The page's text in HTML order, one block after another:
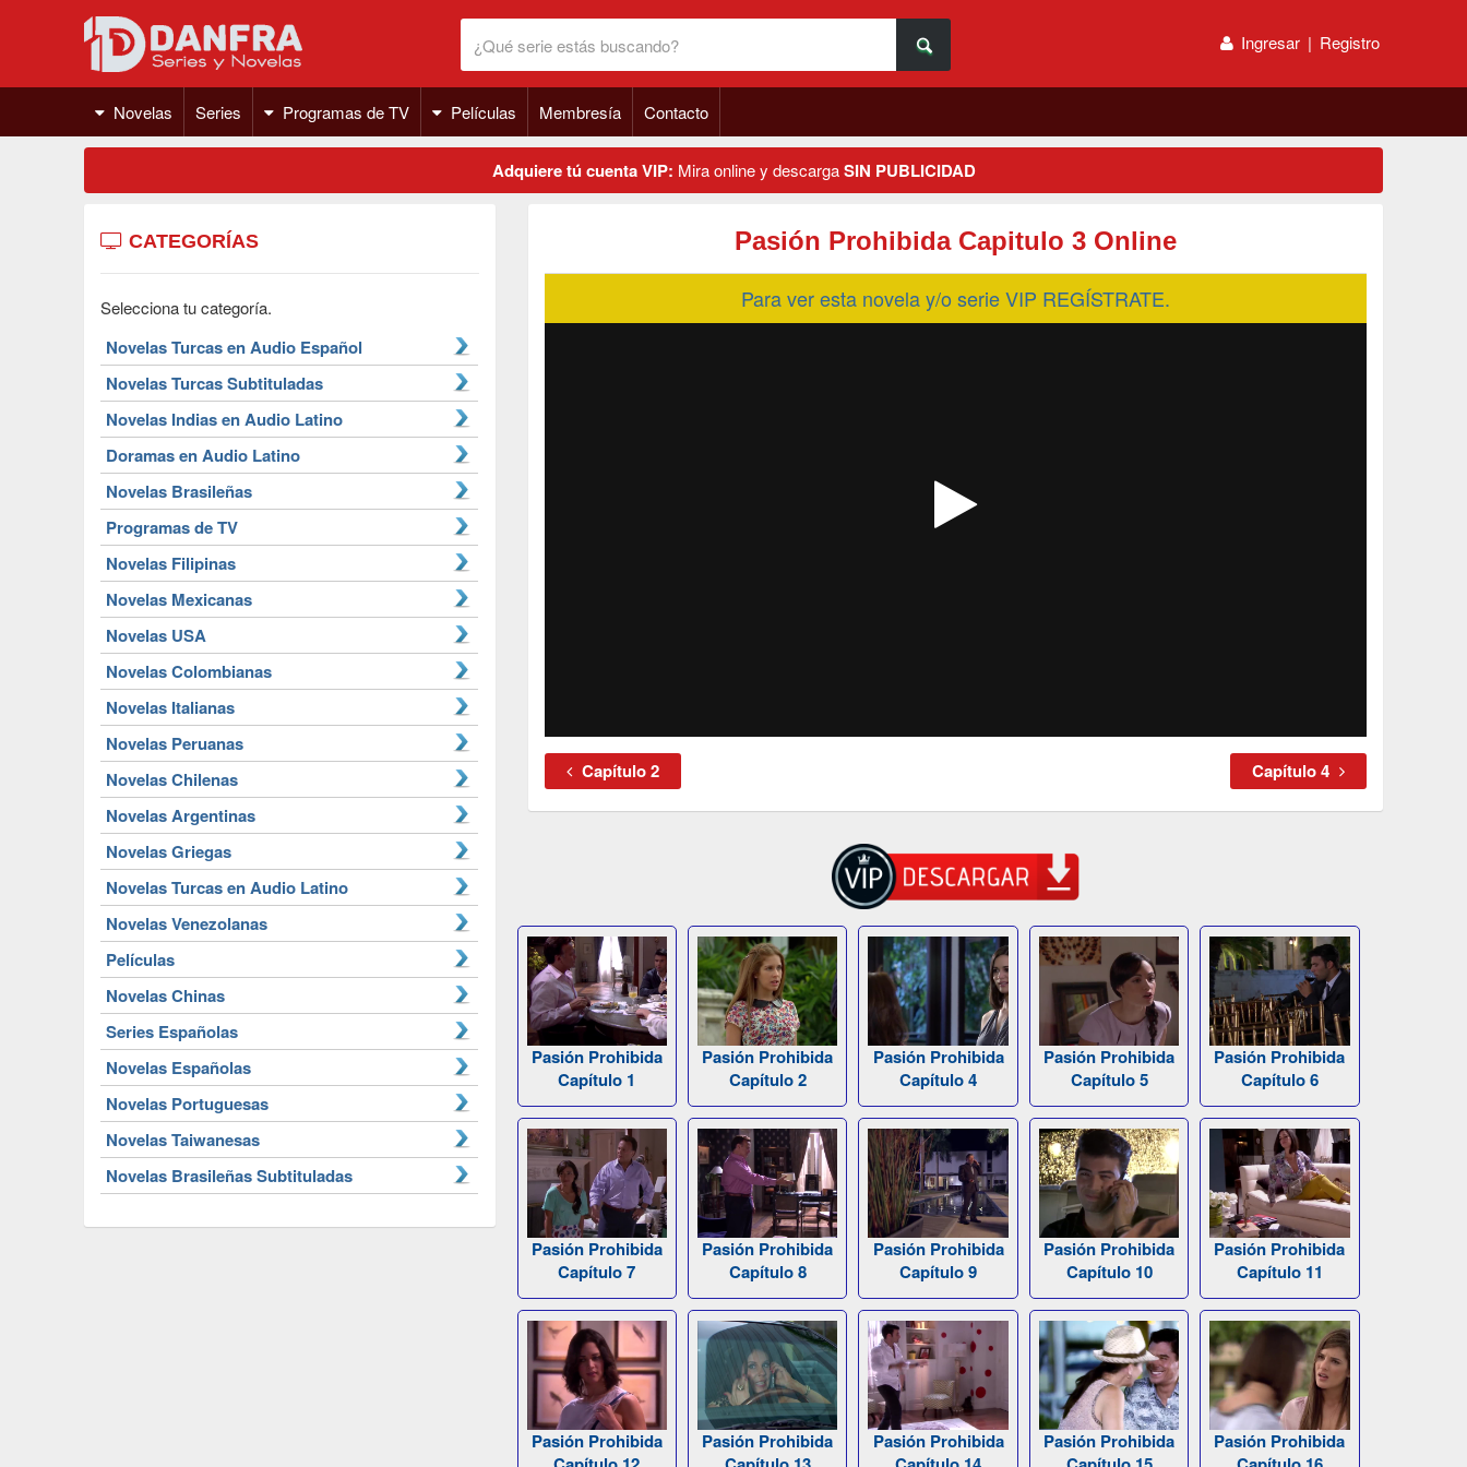
Ingresar | Registro
Novelas Series Programas de TV Películas Membresía Contacto
Adquiere tú cuenta VIP: Mira online y descargaSIN PUBLICIDAD
CATEGORÍAS
Selecciona tu categoría.
Novelas Turcas en Audio Español
Novelas Turcas Subtituladas
Novelas Indias en Audio Latino
Doramas en Audio Latino
Novelas Brasileñas
Programas de TV
Novelas Filipinas
Novelas Mexicanas
Novelas USA
Novelas Colombianas
Novelas Italianas
Novelas Peruanas
Novelas Chilenas
Novelas Argentinas
Novelas Griegas
Novelas Turcas en Audio Latino
Novelas Venezolanas
Películas
Novelas Chinas
Series Españolas
Novelas Españolas
Novelas Portuguesas
Novelas Taiwanesas
Novelas Brasileñas Subtituladas
Pasión Prohibida Capitulo 3 Online
Para ver esta novela y/o serie VIP REGÍSTRATE.
Capítulo 2 Capítulo 4
Pasión Prohibida
Capítulo 1
Pasión Prohibida
Capítulo 2
Pasión Prohibida
Capítulo 4
Pasión Prohibida
Capítulo 5
Pasión Prohibida
Capítulo 6
Pasión Prohibida
Capítulo 7
Pasión Prohibida
Capítulo 8
Pasión Prohibida
Capítulo 9
Pasión Prohibida
Capítulo 10
Pasión Prohibida
Capítulo 11
Pasión Prohibida
Pasión Prohibida
Pasión Prohibida
Pasión Prohibida
Pasión Prohibida